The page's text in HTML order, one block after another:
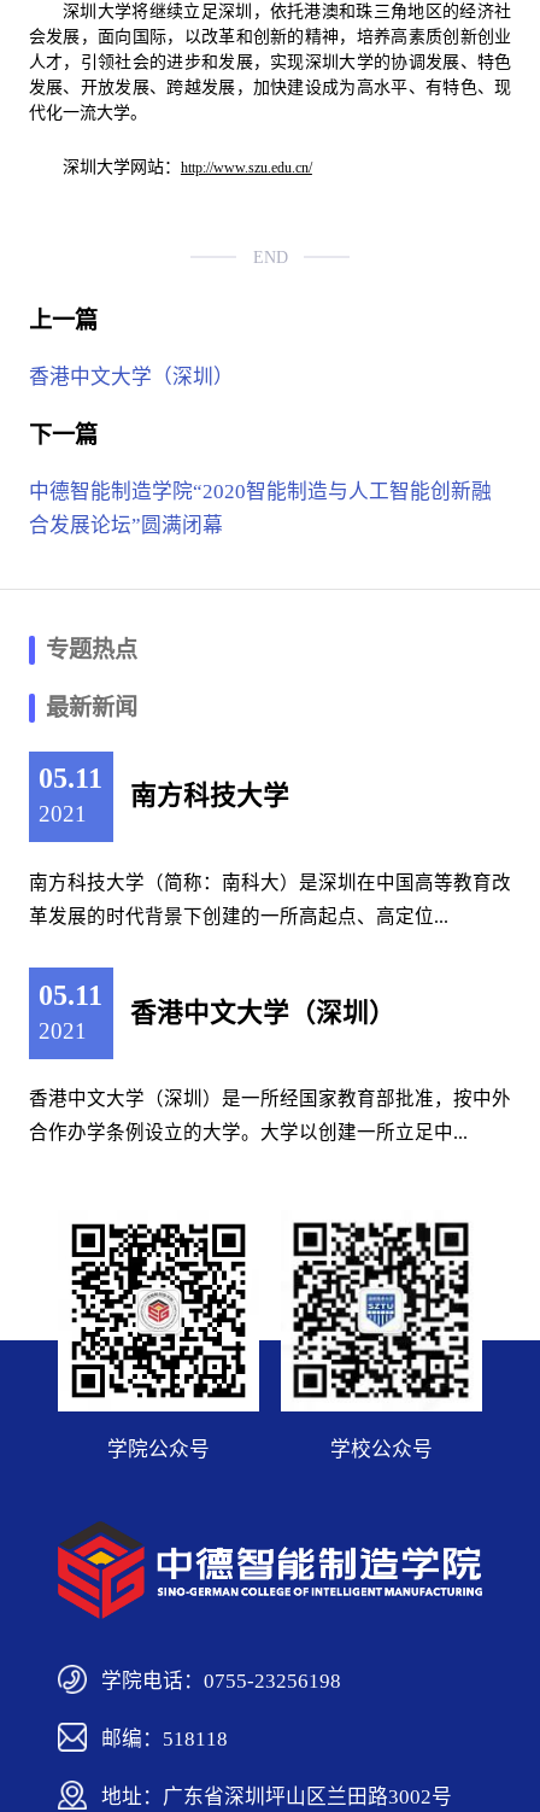
深圳大学将继续立足深圳，依托港澳和珠三角地区的经济社
会发展，面向国际，以改革和创新的精神，培养高素质创新创业
人才，引领社会的进步和发展，实现深圳大学的协调发展、特色
发展、开放发展、跨越发展，加快建设成为高水平、有特色、现
代化一流大学。
深圳大学网站： http://www.szu.edu.cn/
END
上一篇
香港中文大学（深圳）
下一篇
中德智能制造学院“2020智能制造与人工智能创新融
合发展论坛”圆满闭幕
专题热点
最新新闻
05.11
2021
南方科技大学
‍​南方科技大学（简称：南科大）是深圳在中国高等教育改
革发展的时代背景下创建的一所高起点、高定位...
05.11
2021
香港中文大学（深圳）
​香港中文大学（深圳）是一所经国家教育部批准，按中外
合作办学条例设立的大学。大学以创建一所立足中...
学院公众号 学校公众号
学院电话：0755-23256198
邮编：518118
地址：广东省深圳坪山区兰田路3002号